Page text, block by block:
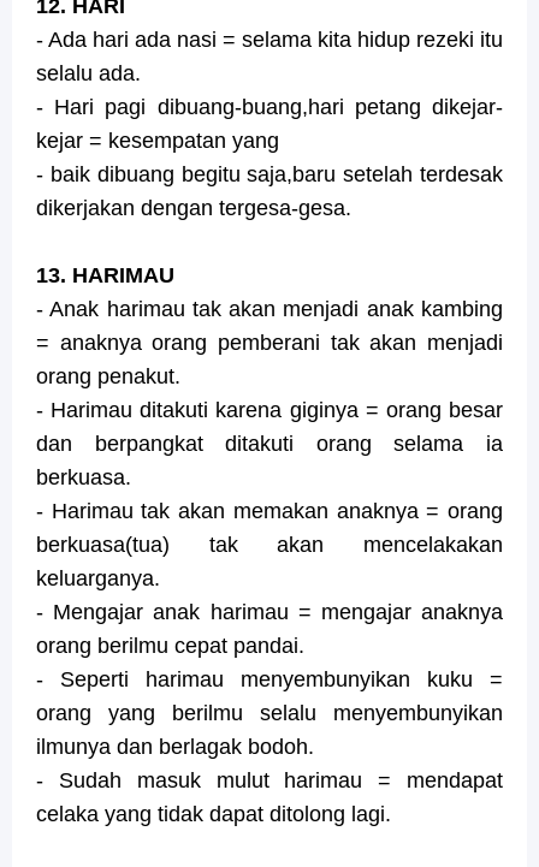
12. HARI
- Ada hari ada nasi = selama kita hidup rezeki itu
selalu ada.
- Hari pagi dibuang-buang,hari petang dikejar-
kejar = kesempatan yang
- baik dibuang begitu saja,baru setelah terdesak
dikerjakan dengan tergesa-gesa.
13. HARIMAU
- Anak harimau tak akan menjadi anak kambing
= anaknya orang pemberani tak akan menjadi
orang penakut.
- Harimau ditakuti karena giginya = orang besar
dan berpangkat ditakuti orang selama ia
berkuasa.
- Harimau tak akan memakan anaknya = orang
berkuasa(tua) tak akan mencelakakan
keluarganya.
- Mengajar anak harimau = mengajar anaknya
orang berilmu cepat pandai.
- Seperti harimau menyembunyikan kuku =
orang yang berilmu selalu menyembunyikan
ilmunya dan berlagak bodoh.
- Sudah masuk mulut harimau = mendapat
celaka yang tidak dapat ditolong lagi.